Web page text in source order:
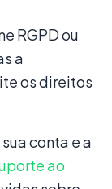
RGPD ou
a
os direitos
conta e a
ao